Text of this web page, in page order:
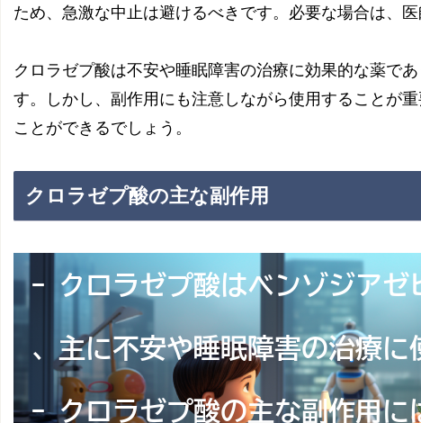
ため、急激な中止は避けるべきです。必要な場合は、
クロラゼプ酸は不安や睡眠障害の治療に効果的な薬で
す。しかし、副作用にも注意しながら使用することが
ことができるでしょう。
クロラゼプ酸の主な副作用